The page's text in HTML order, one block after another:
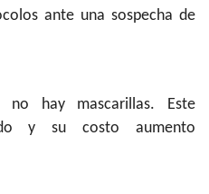
ante una sospecha de
no hay mascarillas. Este
y su costo aumento